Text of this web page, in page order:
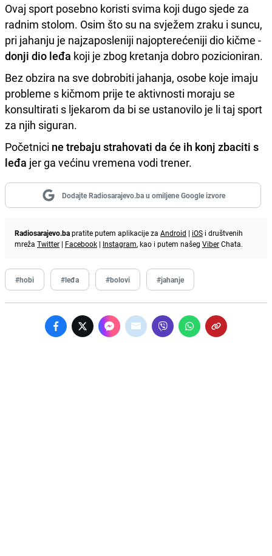
Ovaj sport posebno koristi svima koji dugo sjede za
radnim stolom. Osim što su na svježem zraku i suncu,
pri jahanju je najzaposleniji najopterećeniji dio kičme -
donji dio leđa koji je zbog kretanja dobro pozicioniran.
Bez obzira na sve dobrobiti jahanja, osobe koje imaju
probleme s kičmom prije te aktivnosti moraju se
konsultirati s ljekarom da bi se ustanovilo je li taj sport
za njih siguran.
Početnici ne trebaju strahovati da će ih konj zbaciti s
leđa jer ga većinu vremena vodi trener.
Dodajte Radiosarajevo.ba u omiljene Google izvore
Radiosarajevo.bapratite putem aplikacije za Android | iOS i društvenih
mreža Twitter | Facebook | Instagram, kao i putem našeg ViberChata.
#hobi #leđa #bolovi #jahanje